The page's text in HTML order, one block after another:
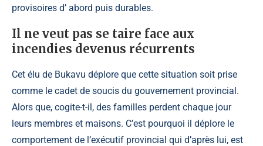
provisoires d’ abord puis durables.
Il ne veut pas se taire face aux
incendies devenus récurrents
Cet élu de Bukavu déplore que cette situation soit prise
comme le cadet de soucis du gouvernement provincial.
Alors que, cogite-t-il, des familles perdent chaque jour
leurs membres et maisons. C’est pourquoi il déplore le
comportement de l’exécutif provincial qui d’après lui, est